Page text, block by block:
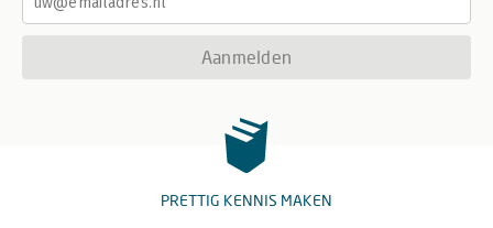
Aanmelden
PRETTIG KENNIS MAKEN